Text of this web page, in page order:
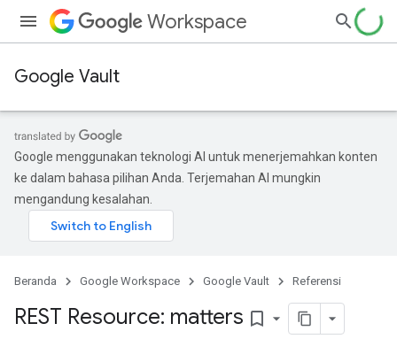
Workspace
Google Vault
Google menggunakan teknologi AI untuk menerjemahkan konten
ke dalam bahasa pilihan Anda. Terjemahan AI mungkin
mengandung kesalahan.
Beranda Google Workspace Google Vault Referensi
REST Resource: matters bookmark_border